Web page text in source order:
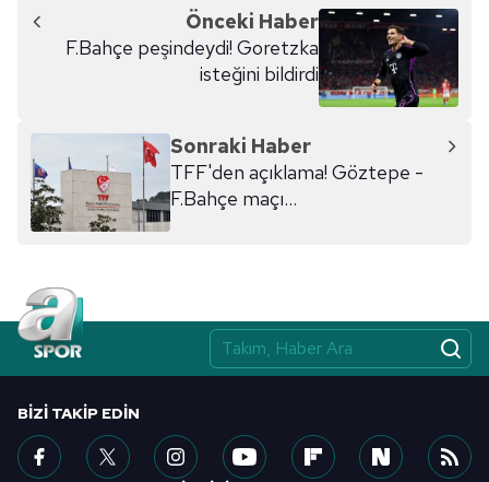
Önceki Haber
F.Bahçe peşindeydi! Goretzka
isteğini bildirdi
Sonraki Haber
TFF'den açıklama! Göztepe -
F.Bahçe maçı...
BIZI TAKIP EDIN